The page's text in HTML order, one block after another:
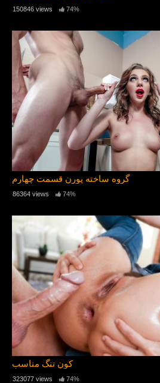
150846 views 74%
گروه ساخته پورن قسمت چهارم
86364 views 74%
کون تنگ مناسب
323077 views 74%